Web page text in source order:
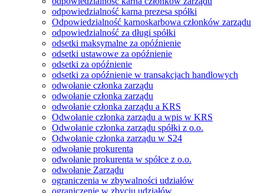
odpowiedzialność karna prezesa spółki
Odpowiedzialność karnoskarbowa członków zarządu
odpowiedzialność za długi spółki
odsetki maksymalne za opóźnienie
odsetki ustawowe za opóźnienie
odsetki za opóźnienie
odsetki za opóźnienie w transakcjach handlowych
odwołanie członka zarządu
odwołanie członka zarządu
odwołanie członka zarządu a KRS
Odwołanie członka zarządu a wpis w KRS
Odwołanie członka zarządu spółki z o.o.
Odwołanie członka zarządu w S24
odwołanie prokurenta
odwołanie prokurenta w spółce z o.o.
odwołanie Zarządu
ograniczenia w zbywalności udziałów
ograniczenie w zbyciu udziałów